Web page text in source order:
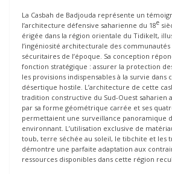
La Casbah de Badjouda représente un
l’architecture défensive saharienne du 18e
érigée dans la région orientale du Tidikelt,
l’ingéniosité architecturale des
sécuritaires de l’époque. Sa conception
fonction stratégique : assurer la protection
les provisions indispensables à la survie
désertique hostile. L’architecture de cette
tradition constructive du Sud-Ouest saharien
par sa forme géométrique carrée et ses
permettaient une surveillance panoramique
environnant. L’utilisation exclusive de
toub, terre séchée au soleil, le tibchite et les
démontre une parfaite adaptation aux
ressources disponibles dans cette région